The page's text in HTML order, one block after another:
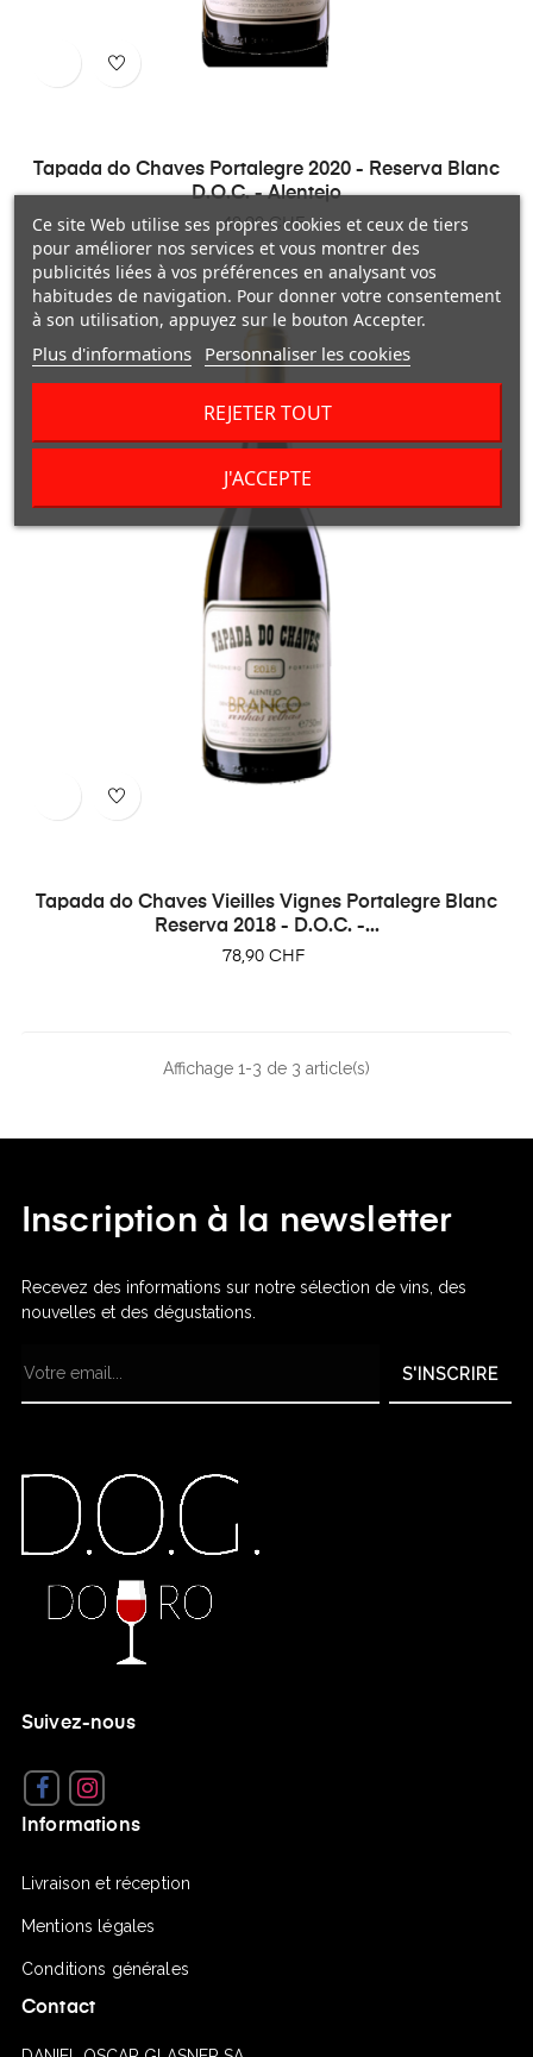
Tapada do Chaves Portalegre 2020 - Reserva Blanc
D.O.C. - Alentejo
Prix
42,90 CHF
Tapada do Chaves Vieilles Vignes Portalegre Blanc
Reserva 2018 - D.O.C. -...
Prix
78,90 CHF
Affichage 1-3 de 3 article(s)
Inscription à la newsletter
Recevez des informations sur notre sélection de vins, des
nouvelles et des dégustations.
S'INSCRIRE
Suivez-nous
Facebook
Informations
Livraison et réception
Mentions légales
Conditions générales
Contact
Ce site Web utilise ses propres cookies et ceux de tiers
pour améliorer nos services et vous montrer des
publicités liées à vos préférences en analysant vos
habitudes de navigation. Pour donner votre consentement
à son utilisation, appuyez sur le bouton Accepter.
Plus d'informations Personnaliser les cookies
REJETER TOUT
J'ACCEPTE